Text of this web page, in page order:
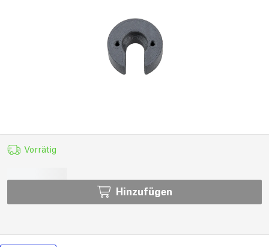
Vorrätig
Hinzufügen